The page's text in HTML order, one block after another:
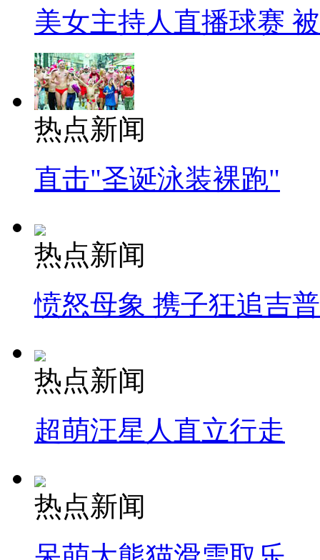
美女主持人直播球赛
热点新闻
直击"圣诞泳装裸跑"
热点新闻
愤怒母象 携子狂追吉
热点新闻
超萌汪星人直立行走
热点新闻